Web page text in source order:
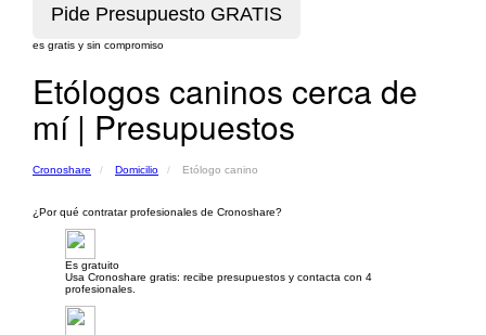
es gratis y sin compromiso
Etólogos caninos cerca de
mí | Presupuestos
Cronoshare Domicilio Etólogo canino
¿Por qué contratar profesionales de Cronoshare?
Es gratuito
Usa Cronoshare gratis: recibe presupuestos y contacta con 4
profesionales.